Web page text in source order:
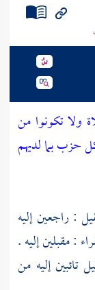
ولا تكونوا من
حزب بما لديهم
: راجعين إليه
: مقبلين إليه .
تائبين إليه من